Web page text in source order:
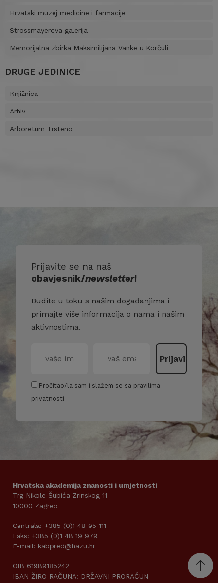
Hrvatski muzej medicine i farmacije
Strossmayerova galerija
Memorijalna zbirka Maksimilijana Vanke u Korčuli
DRUGE JEDINICE
Knjižnica
Arhiv
Arboretum Trsteno
Prijavite se na naš
obavjesnik/newsletter!
Budite u toku s našim događanjima i
primajte više informacija o nama i našim
aktivnostima.
Pročitao/la sam i slažem se sa pravilima
privatnosti
Hrvatska akademija znanosti i umjetnosti
Trg Nikole Šubića Zrinskog 11
10000 Zagreb
Centrala: +385 (0)1 48 95 111
Faks: +385 (0)1 48 19 979
E-mail: kabpred@hazu.hr
OIB 61989185242
IBAN ŽIRO RAČUNA: DRŽAVNI PRORAČUN